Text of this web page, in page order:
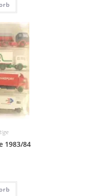
1983/84